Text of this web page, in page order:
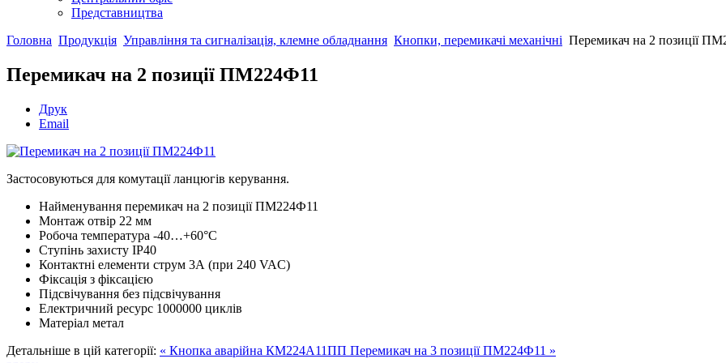
Представництва
Головна Продукція Управління та сигналізація, клемне обладнання Кнопки, перемикачі механічні Перемикач на 2 позиції
Перемикач на 2 позиції ПМ224Ф11
Друк
Email
Застосовуються для комутації ланцюгів керування.
Найменування перемикач на 2 позиції ПМ224Ф11
Монтаж отвір 22 мм
Робоча температура -40…+60°С
Ступінь захисту IP40
Контактні елементи струм 3А (при 240 VAC)
Фіксація з фіксацією
Підсвічування без підсвічування
Електричний ресурс 1000000 циклів
Матеріал метал
Детальніше в цій категорії: « Кнопка аварійна КМ224А11ПП Перемикач на 3 позиції ПМ224Ф11 »